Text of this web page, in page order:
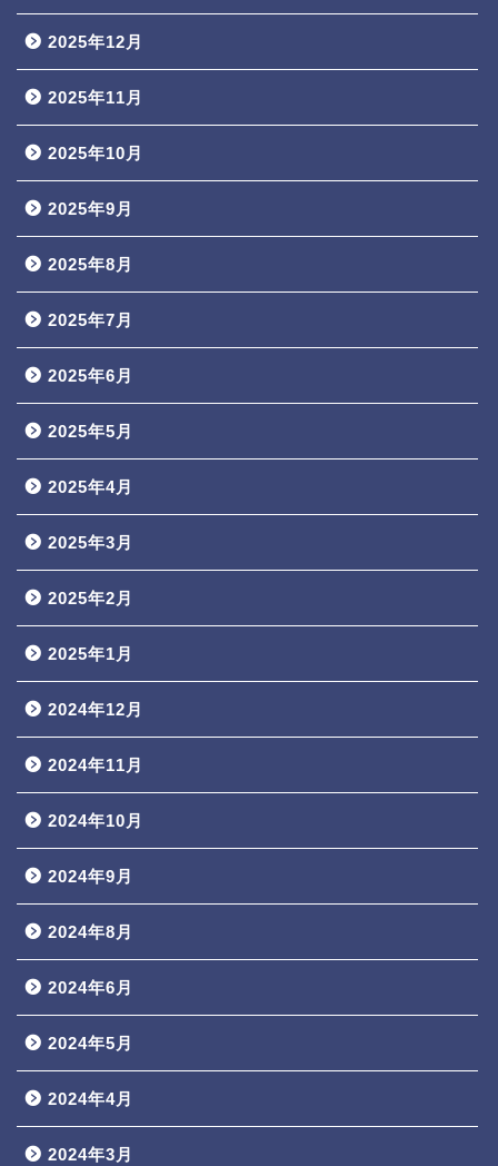
2025年12月
2025年11月
2025年10月
2025年9月
2025年8月
2025年7月
2025年6月
2025年5月
2025年4月
2025年3月
2025年2月
2025年1月
2024年12月
2024年11月
2024年10月
2024年9月
2024年8月
2024年6月
2024年5月
2024年4月
2024年3月